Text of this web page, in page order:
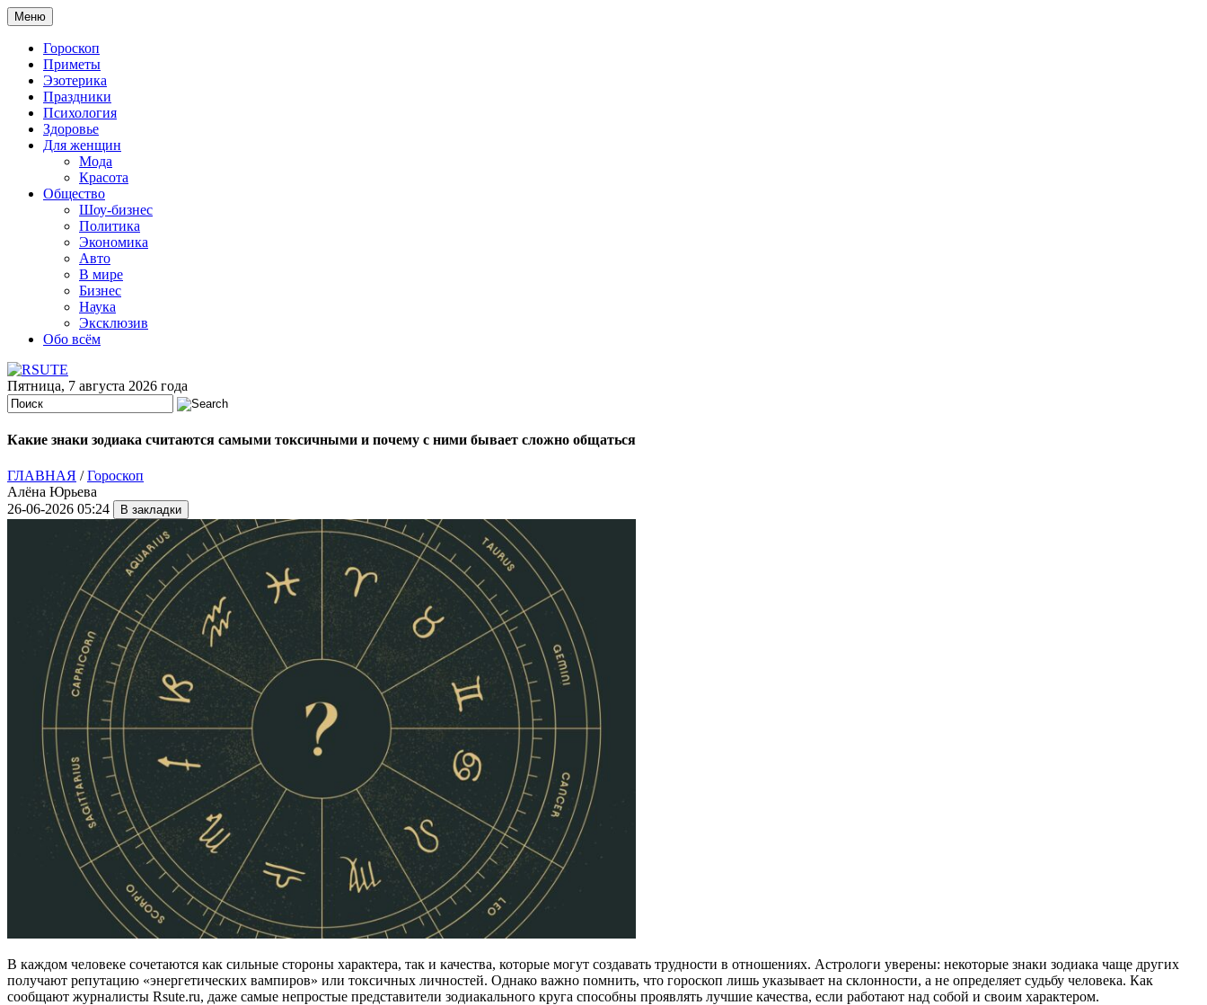
Меню
Гороскоп
Приметы
Эзотерика
Праздники
Психология
Здоровье
Для женщин
Мода
Красота
Общество
Шоу-бизнес
Политика
Экономика
Авто
В мире
Бизнес
Наука
Эксклюзив
Обо всём
Пятница, 7 августа 2026 года
Какие знаки зодиака считаются самыми токсичными и почему с ними бывает сложно общаться
ГЛАВНАЯ /Гороскоп
Алёна Юрьева
26-06-2026 05:24
В каждом человеке сочетаются как сильные стороны характера, так и качества, которые могут создавать трудности в отношениях. Астрологи уверены: некоторые знаки зодиака чаще других
получают репутацию «энергетических вампиров» или токсичных личностей. Однако важно помнить, что гороскоп лишь указывает на склонности, а не определяет судьбу человека. Как
сообщают журналисты Rsute.ru, даже самые непростые представители зодиакального круга способны проявлять лучшие качества, если работают над собой и своим характером.